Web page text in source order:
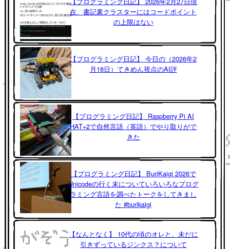
在、書記素クラスターにはコードポイント
の上限はない
【プログラミング日記】 今日の（2026年2
月18日）てきめん視点のAI評
【プログラミング日記】 Raspberry Pi AI
HAT+2で自然言語（英語）でやり取りがで
きた
【プログラミング日記】 BuriKaigi 2026で
Unicodeの行く末についていろいろなプログ
ラミング言語を調べたトークをしてきまし
た #burikaigi
【なんとなく】 10代の頃のオレと、未だに
引きずっているジンクス？について